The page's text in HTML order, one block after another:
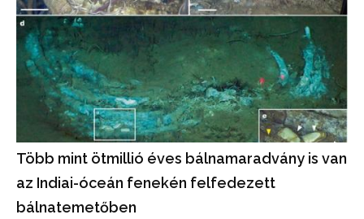
Több mint ötmillió éves bálnamaradvány is van
az Indiai-óceán fenekén felfedezett
bálnatemetőben